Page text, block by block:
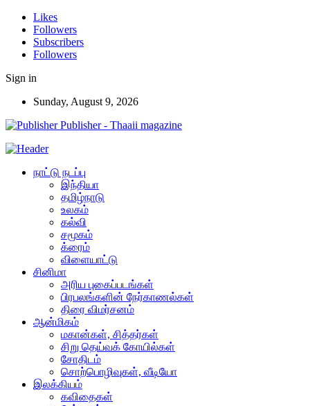
Likes
Followers
Subscribers
Followers
Sign in
Sunday, August 9, 2026
Publisher - Thaaii magazine
நாட்டு நடப்பு
இந்தியா
தமிழ்நாடு
உலகம்
கல்வி
சமூகம்
க்ரைம்
விளையாட்டு
சினிமா
அரிய புகைப்படங்கள்
பிரபலங்களின் நேர்காணல்கள்
திரை விமர்சனம்
ஆன்மிகம்
மகான்கள், சித்தர்கள்
சிறு தெய்வக் கோயில்கள்
சோதிடம்
சொற்பொழிவுகள், வீடியோ
இலக்கியம்
கவிதைகள்